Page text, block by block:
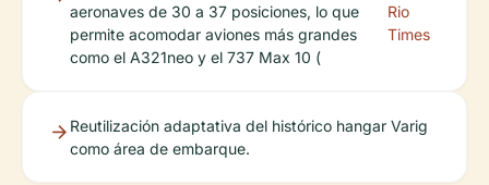
aeronaves de 30 a 37 posiciones, lo que
permite acomodar aviones más grandes
como el A321neo y el 737 Max 10 (
Rio
Times
Reutilización adaptativa del histórico hangar Varig
como área de embarque.